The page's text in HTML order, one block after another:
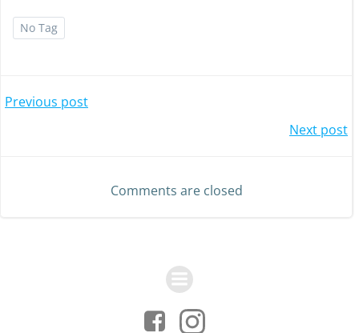
No Tag
Post
Previous post
navigation
Next post
Comments are closed